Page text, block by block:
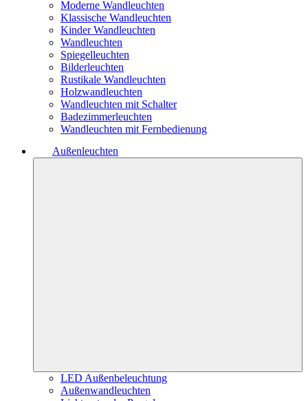
Moderne Wandleuchten
Klassische Wandleuchten
Kinder Wandleuchten
Wandleuchten
Spiegelleuchten
Bilderleuchten
Rustikale Wandleuchten
Holzwandleuchten
Wandleuchten mit Schalter
Badezimmerleuchten
Wandleuchten mit Fernbedienung
Außenleuchten
LED Außenbeleuchtung
Außenwandleuchten